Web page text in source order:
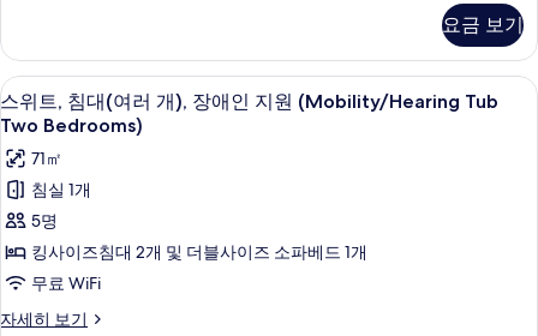
진
모
두
보
기
Tub)
세
히
보
기
소
파
베
드,
장
애
인
지
원
(Mobility/Hearing
즈
침
대
1
및
소
파
베
드,
애
인
요금 보기
스
위
트,
침
대
(여
러
개),
책상, 노트북 작업 공간, 암막 커튼, 다
5
스위트, 침대(여러 개), 장애인 지원 (Mobility/Hearing Tub
Two Bedrooms)
71㎡
침실 1개
5명
킹사이즈침대 2개 및 더블사이즈 소파베드 1개
무료 WiFi
자세히 보기
스